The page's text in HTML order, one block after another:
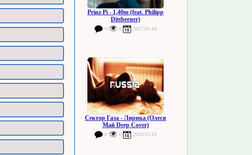
Prinz Pi - 1,40m (feat. Philipp
Dittberner)
0 0 2017-01-18
Сектор Газа - Лирика (Олеся
Май Deep Cover)
0 0 2016-12-18